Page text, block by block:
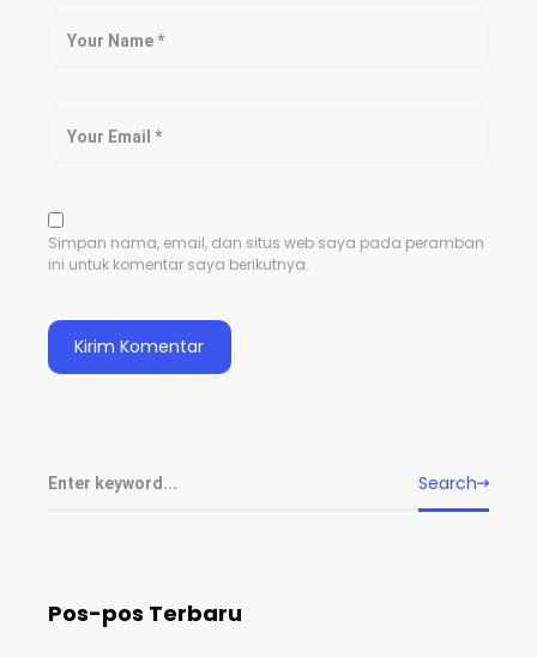
Simpan nama, email, dan situs web saya pada peramban
ini untuk komentar saya berikutnya.
Search
Pos-pos Terbaru